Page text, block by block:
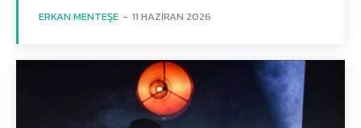
ERKAN MENTEŞE - 11 HAZIRAN 2026